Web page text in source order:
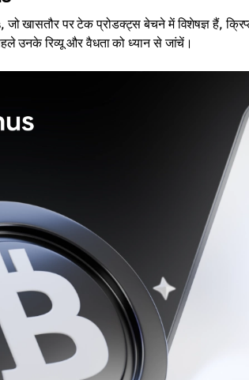
जो खासतौर पर टेक प्रोडक्ट्स बेचने में विशेषज्ञ हैं,
उनके रिव्यू और वैधता को ध्यान से जांचें।